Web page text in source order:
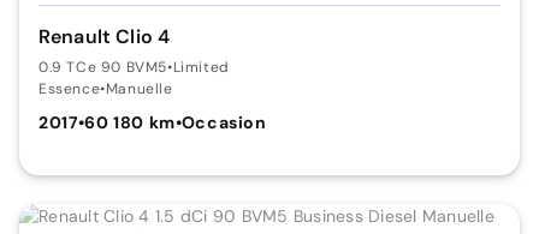
Renault Clio 4
0.9 TCe 90 BVM5•Limited
Essence•Manuelle
2017•60 180 km•Occasion